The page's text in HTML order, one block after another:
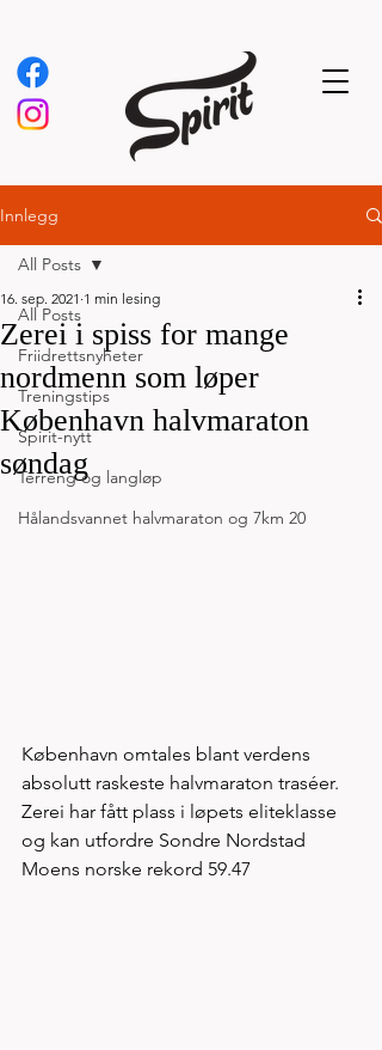
Innlegg
All Posts
Friidrettsnyheter
Treningstips
Spirit-nytt
Terreng og langløp
Hålandsvannet halvmaraton og 7km 20
All Posts
Zerei i spiss for mange
nordmenn som løper
København halvmaraton
søndag
16. sep. 2021 1 min lesing
København omtales blant verdens
absolutt raskeste halvmaraton traséer.
Zerei har fått plass i løpets eliteklasse
og kan utfordre Sondre Nordstad
Moens norske rekord 59.47